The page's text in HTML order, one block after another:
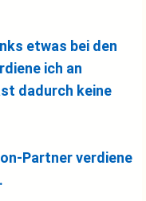
etwas bei den
ich an
dadurch keine
Partner verdiene